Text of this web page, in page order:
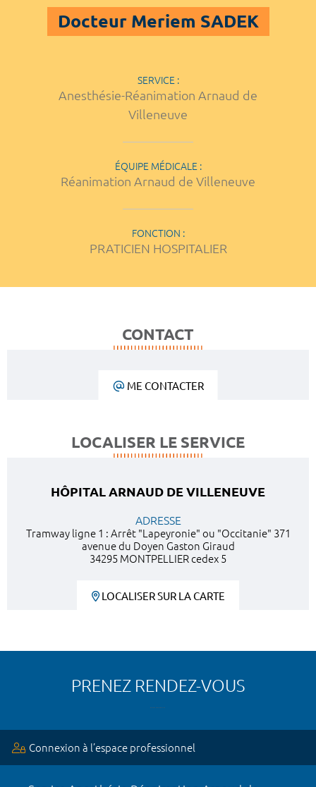
Docteur Meriem SADEK
SERVICE :
Anesthésie-Réanimation Arnaud de
Villeneuve
ÉQUIPE MÉDICALE :
Réanimation Arnaud de Villeneuve
FONCTION :
PRATICIEN HOSPITALIER
CONTACT
ME CONTACTER
LOCALISER LE SERVICE
HÔPITAL ARNAUD DE VILLENEUVE
ADRESSE
Tramway ligne 1 : Arrêt "Lapeyronie" ou "Occitanie" 371
avenue du Doyen Gaston Giraud
34295 MONTPELLIER cedex 5
LOCALISER SUR LA CARTE
PRENEZ RENDEZ-VOUS
Connexion à l’espace professionnel